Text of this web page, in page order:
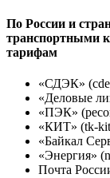
По России и
транспортными
тарифам
«СДЭК»
«Деловые
«ПЭК»
«КИТ» (tk-
«Байкал
«Энергия»
Почта